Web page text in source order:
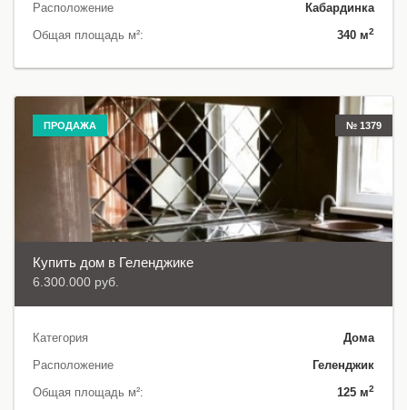
Расположение
Кабардинка
Общая площадь м²:
340 м2
ПРОДАЖА № 1379
Купить дом в Геленджике
6.300.000 руб.
Категория
Дома
Расположение
Геленджик
Общая площадь м²:
125 м2